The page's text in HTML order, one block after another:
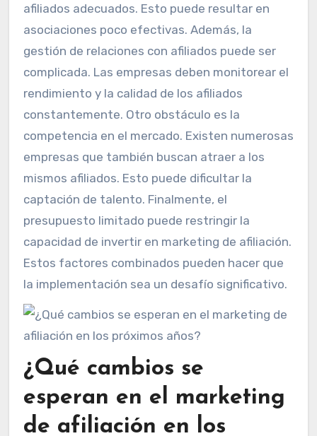
afiliados adecuados. Esto puede resultar en
asociaciones poco efectivas. Además, la
gestión de relaciones con afiliados puede ser
complicada. Las empresas deben monitorear el
rendimiento y la calidad de los afiliados
constantemente. Otro obstáculo es la
competencia en el mercado. Existen numerosas
empresas que también buscan atraer a los
mismos afiliados. Esto puede dificultar la
captación de talento. Finalmente, el
presupuesto limitado puede restringir la
capacidad de invertir en marketing de afiliación.
Estos factores combinados pueden hacer que
la implementación sea un desafío significativo.
¿Qué cambios se
esperan en el marketing
de afiliación en los